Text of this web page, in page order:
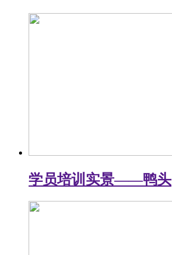
学员培训实景——鸭头